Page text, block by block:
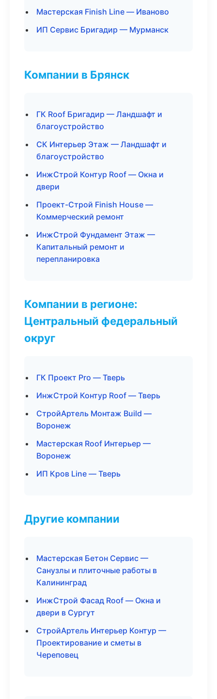
Мастерская Finish Line — Иваново
ИП Сервис Бригадир — Мурманск
Компании в Брянск
ГК Roof Бригадир — Ландшафт и
благоустройство
СК Интерьер Этаж — Ландшафт и
благоустройство
ИнжСтрой Контур Roof — Окна и
двери
Проект-Строй Finish House —
Коммерческий ремонт
ИнжСтрой Фундамент Этаж —
Капитальный ремонт и
перепланировка
Компании в регионе:
Центральный федеральный
округ
ГК Проект Pro — Тверь
ИнжСтрой Контур Roof — Тверь
СтройАртель Монтаж Build —
Воронеж
Мастерская Roof Интерьер —
Воронеж
ИП Кров Line — Тверь
Другие компании
Мастерская Бетон Сервис —
Санузлы и плиточные работы в
Калининград
ИнжСтрой Фасад Roof — Окна и
двери в Сургут
СтройАртель Интерьер Контур —
Проектирование и сметы в
Череповец